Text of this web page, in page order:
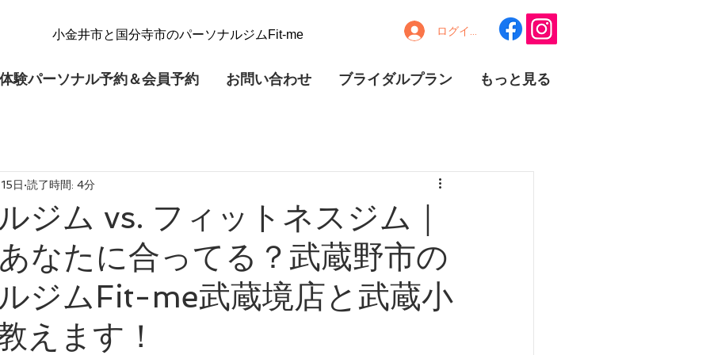
​小金井市と国分寺市のパーソナルジムFit-me ログイン
体験パーソナル予約＆会員予約 お問い合わせ ブライダルプラン もっと見る
ジム vs. フィットネスジム｜
なたに合ってる？武蔵野市の
ジムFit-me武蔵境店と武蔵小
えます！
日 読了時間: 4分